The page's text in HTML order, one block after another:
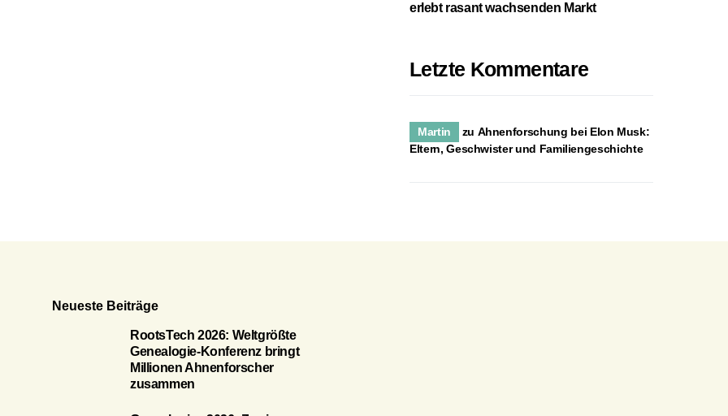
erlebt rasant wachsenden Markt
Letzte Kommentare
Martin zu Ahnenforschung bei Elon Musk:
Eltern, Geschwister und Familiengeschichte
Neueste Beiträge
RootsTech 2026: Weltgrößte
Genealogie-Konferenz bringt
Millionen Ahnenforscher
zusammen